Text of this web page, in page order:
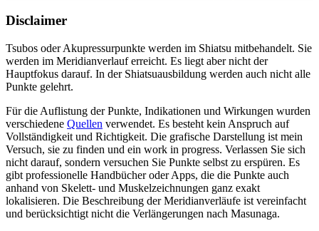
Disclaimer
Tsubos oder Akupressurpunkte werden im Shiatsu mitbehandelt. Sie
werden im Meridianverlauf erreicht. Es liegt aber nicht der
Hauptfokus darauf. In der Shiatsuausbildung werden auch nicht alle
Punkte gelehrt.
Für die Auflistung der Punkte, Indikationen und Wirkungen wurden
verschiedene Quellen verwendet. Es besteht kein Anspruch auf
Vollständigkeit und Richtigkeit. Die grafische Darstellung ist mein
Versuch, sie zu finden und ein work in progress. Verlassen Sie sich
nicht darauf, sondern versuchen Sie Punkte selbst zu erspüren. Es
gibt professionelle Handbücher oder Apps, die die Punkte auch
anhand von Skelett- und Muskelzeichnungen ganz exakt
lokalisieren. Die Beschreibung der Meridianverläufe ist vereinfacht
und berücksichtigt nicht die Verlängerungen nach Masunaga.